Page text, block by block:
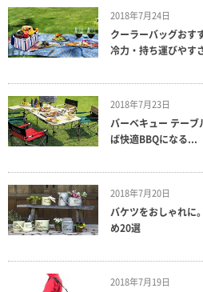
2018年7月24日
クーラーバッグおす
冷力・持ち運びやす
2018年7月23日
バーベキュー テー
ば快適BBQになる...
2018年7月20日
バケツをおしゃれに
め20選
2018年7月19日